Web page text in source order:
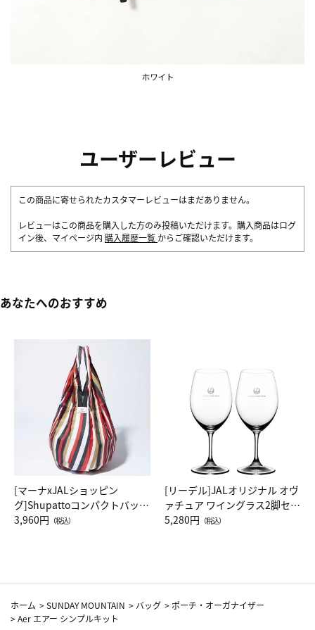
ユーザーレビュー
この商品に寄せられたカスタマーレビューはまだありません。
レビューはこの商品を購入した方のみ投稿いただけます。購入商品はログ
イン後、マイページ内 購入履歴一覧 からご確認いただけます。
あなたへのおすすめ
[マーナxJALショッピン
グ]Shupattoコンパクトバッグ
Drop JAL客室乗務員（LC）ス
3,960円 （税込）
[リーデル]JALオリジナル オヴ
ァチュア ワイングラス2脚セッ
ト（レッドワイン）
5,280円 （税込）
ホーム >SUNDAY MOUNTAIN > バッグ > ポーチ・オーガナイザー
>Aer エアー シンプルキット